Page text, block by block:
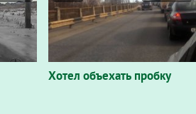
Хотел объехать пробку